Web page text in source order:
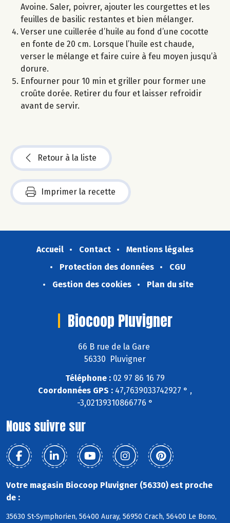
Avoine. Saler, poivrer, ajouter les courgettes et les
feuilles de basilic restantes et bien mélanger.
Verser une cuillerée d’huile au fond d’une cocotte
en fonte de 20 cm. Lorsque l’huile est chaude,
verser le mélange et faire cuire à feu moyen jusqu’à
dorure.
Enfourner pour 10 min et griller pour former une
croûte dorée. Retirer du four et laisser refroidir
avant de servir.
Retour à la liste
Imprimer la recette
Accueil Contact
Mentions légales
Protection des données
CGU
Gestion des cookies
Plan du site
Biocoop Pluvigner
66 B rue de la Gare
56330 Pluvigner
Téléphone : 02 97 86 16 79
Coordonnées GPS : 47,7639033742927 ° ,
-3,02139310866776 °
Nous suivre sur
Votre magasin Biocoop Pluvigner (56330) est proche
de :
35630 St-Symphorien, 56400 Auray, 56950 Crach, 56400 Le Bono,